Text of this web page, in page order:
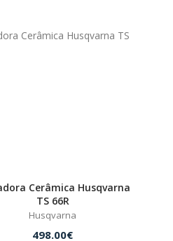
Cerâmica Husqvarna
TS 66R
Husqvarna
498.00€